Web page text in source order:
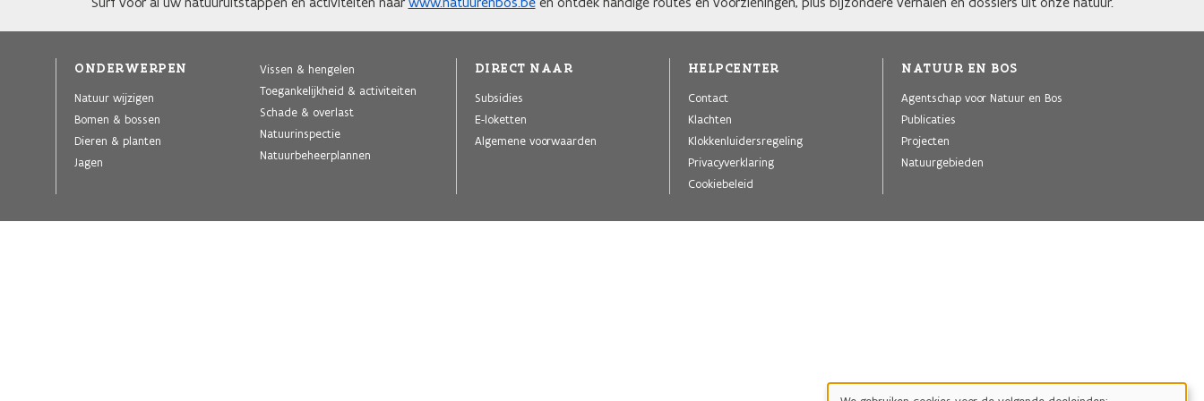
ONDERWERPEN
Natuur wijzigen
Bomen & bossen
Dieren & planten
Jagen
Vissen & hengelen
Toegankelijkheid & activiteiten
Schade & overlast
Natuurinspectie
Natuurbeheerplannen
DIRECT NAAR
Subsidies
E-loketten
Algemene voorwaarden
HELPCENTER
Contact
Klachten
Klokkenluidersregeling
Privacyverklaring
Cookiebeleid
NATUUR EN BOS
Agentschap voor Natuur en Bos
Publicaties
Projecten
Natuurgebieden